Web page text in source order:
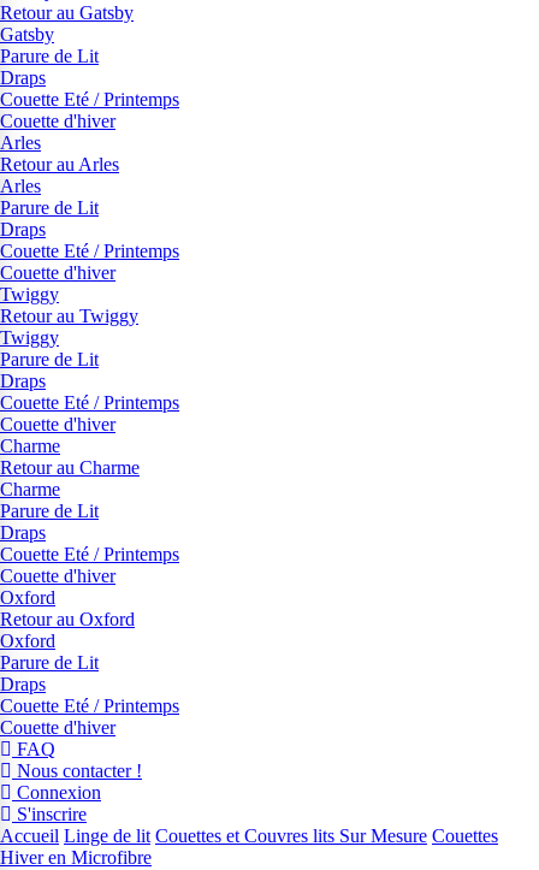
Retour au Gatsby
Gatsby
Parure de Lit
Draps
Couette Eté / Printemps
Couette d'hiver
Arles
Retour au Arles
Arles
Parure de Lit
Draps
Couette Eté / Printemps
Couette d'hiver
Twiggy
Retour au Twiggy
Twiggy
Parure de Lit
Draps
Couette Eté / Printemps
Couette d'hiver
Charme
Retour au Charme
Charme
Parure de Lit
Draps
Couette Eté / Printemps
Couette d'hiver
Oxford
Retour au Oxford
Oxford
Parure de Lit
Draps
Couette Eté / Printemps
Couette d'hiver
FAQ
Nous contacter !
Connexion
S'inscrire
Accueil Linge de lit Couettes et Couvres lits Sur Mesure Couettes
Hiver en Microfibre